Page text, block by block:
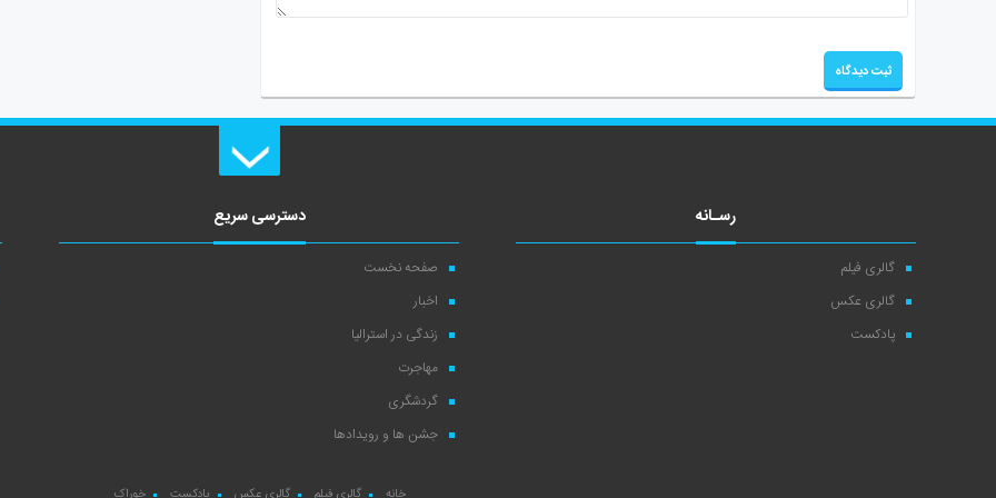
رسـانه
گالری فیلم
گالری عکس
پادکست
دسترسی سریع
صفحه نخست
اخبار
زندگی در استرالیا
مهاجرت
گردشگری
جشن ها و رویدادها